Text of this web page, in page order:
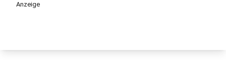
Anzeige